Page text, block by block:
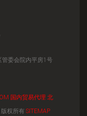
委会院内平房1号
国内贸易代理 北
版权所有 SITEMAP